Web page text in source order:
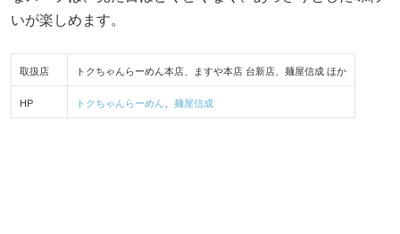
いが楽しめます。
取扱店 トクちゃんらーめん本店、ますや本店 台新店、麺屋信成 ほか
HP トクちゃんらーめん 麺屋信成